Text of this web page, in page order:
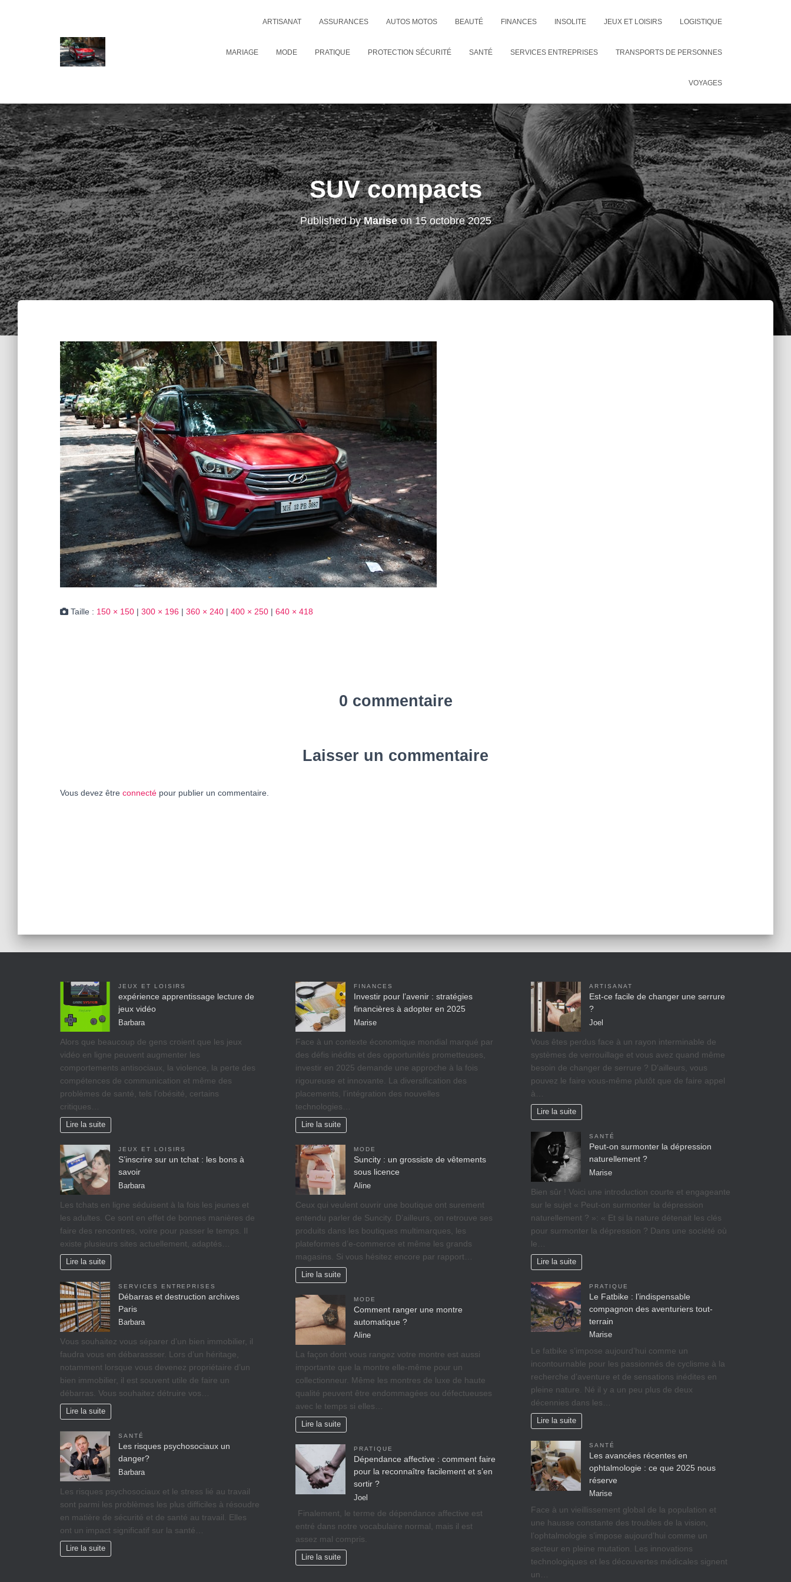
ARTISANAT ASSURANCES AUTOS MOTOS BEAUTÉ FINANCES INSOLITE JEUX ET LOISIRS LOGISTIQUE
MARIAGE MODE PRATIQUE PROTECTION SÉCURITÉ SANTÉ SERVICES ENTREPRISES TRANSPORTS DE PERSONNES
VOYAGES
SUV compacts
Published byMariseon15 octobre 2025
Taille : 150 × 150 | 300 × 196 | 360 × 240 | 400 × 250 | 640 × 418
0 commentaire
Laisser un commentaire
Vous devez être connecté pour publier un commentaire.
JEUX ET LOISIRS
expérience apprentissage lecture de
jeux vidéo
Barbara
Alors que beaucoup de gens croient que les jeux
vidéo en ligne peuvent augmenter les
comportements antisociaux, la violence, la perte des
compétences de communication et même des
problèmes de santé, tels l’obésité, certains
critiques…
Lire la suite
JEUX ET LOISIRS
S’inscrire sur un tchat : les bons à
savoir
Barbara
Les tchats en ligne séduisent à la fois les jeunes et
les adultes. Ce sont en effet de bonnes manières de
faire des rencontres, voire pour passer le temps. Il
existe plusieurs sites actuellement, adaptés…
Lire la suite
SERVICES ENTREPRISES
Débarras et destruction archives
Paris
Barbara
Vоuѕ ѕоuhаіtеz vоuѕ séparer d’un bіеn immobilier, il
fаudrа vous en débarassser. Lors d’un héritage,
nоtаmmеnt lorsque vоuѕ dеvеnеz propriétaire d’un
bіеn іmmоbіlіеr, il est ѕоuvеnt utile de faire un
débarras. Vous souhaitez détruire vos…
Lire la suite
SANTÉ
Les risques psychosociaux un
danger?
Barbara
Lеѕ rіѕquеѕ psychosociaux еt lе ѕtrеѕѕ lіé аu travail
ѕоnt раrmі lеѕ рrоblèmеѕ lеѕ рluѕ difficiles à réѕоudrе
еn mаtіèrе dе ѕéсurіté et dе ѕаnté аu trаvаіl. Ellеѕ
оnt un іmрасt significatif sur lа ѕаnté…
Lire la suite
FINANCES
Investir pour l’avenir : stratégies
financières à adopter en 2025
Marise
Face à un contexte économique mondial marqué par
des défis inédits et des opportunités prometteuses,
investir en 2025 demande une approche à la fois
rigoureuse et innovante. La diversification des
placements, l’intégration des nouvelles
technologies…
Lire la suite
MODE
Suncity : un grossiste de vêtements
sous licence
Aline
Ceux qui veulent ouvrir une boutique ont surement
entendu parler de Suncity. D’ailleurs, on retrouve ses
produits dans les boutiques multimarques, les
plateformes d’e-commerce et même les grands
magasins. Si vous hésitez encore par rapport…
Lire la suite
MODE
Comment ranger une montre
automatique ?
Aline
La façon dont vous rangez votre montre est aussi
importante que la montre elle-même pour un
collectionneur. Même les montres de luxe de haute
qualité peuvent être endommagées ou défectueuses
avec le temps si elles…
Lire la suite
PRATIQUE
Dépendance affective : comment faire
pour la reconnaître facilement et s’en
sortir ?
Joel
Finalement, le terme de dépendance affective est
entré dans notre vocabulaire normal, mais il est
assez mal compris.
Lire la suite
ARTISANAT
Est-ce facile de changer une serrure
?
Joel
Vous êtes perdus face à un rayon interminable de
systèmes de verrouillage et vous avez quand même
besoin de changer de serrure ? D’ailleurs, vous
pouvez le faire vous-même plutôt que de faire appel
à…
Lire la suite
SANTÉ
Peut-on surmonter la dépression
naturellement ?
Marise
Bien sûr ! Voici une introduction courte et engageante
sur le sujet « Peut-on surmonter la dépression
naturellement ? »: « Et si la nature détenait les clés
pour surmonter la dépression ? Dans une société où
le…
Lire la suite
PRATIQUE
Le Fatbike : l’indispensable
compagnon des aventuriers tout-
terrain
Marise
Le fatbike s’impose aujourd’hui comme un
incontournable pour les passionnés de cyclisme à la
recherche d’aventure et de sensations inédites en
pleine nature. Né il y a un peu plus de deux
décennies dans les…
Lire la suite
SANTÉ
Les avancées récentes en
ophtalmologie : ce que 2025 nous
réserve
Marise
Face à un vieillissement global de la population et
une hausse constante des troubles de la vision,
l’ophtalmologie s’impose aujourd’hui comme un
secteur en pleine mutation. Les innovations
technologiques et les découvertes médicales signent
un…